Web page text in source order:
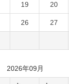
19 20
26 27
2026年09月